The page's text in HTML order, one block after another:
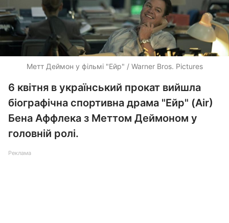
Метт Деймон у фільмі "Ейр" / Warner Bros. Pictures
6 квітня в український прокат вийшла
біографічна спортивна драма "Ейр" (Air)
Бена Аффлека з Меттом Деймоном у
головній ролі.
Реклама